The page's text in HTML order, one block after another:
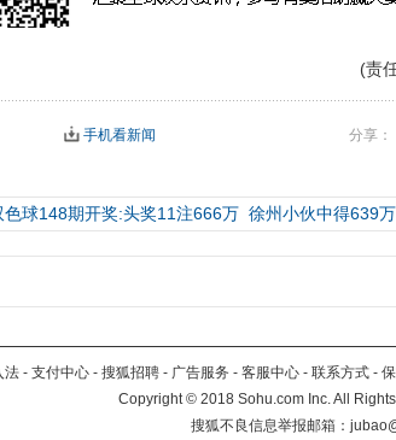
(责
分享：
手机看新闻
色球148期开奖:头奖11注666万 徐州小伙中得639
法 - 支付中心 - 搜狐招聘 - 广告服务 - 客服中心 - 联系方式 -
Copyright©2018 Sohu.com Inc. All
搜狐不良信息举报邮箱：